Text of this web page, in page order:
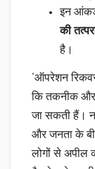
इन
की
है।
‘ऑपरेशन
कि तकनीक और
जा सकती हैं।
और जनता के
लोगों से अपील